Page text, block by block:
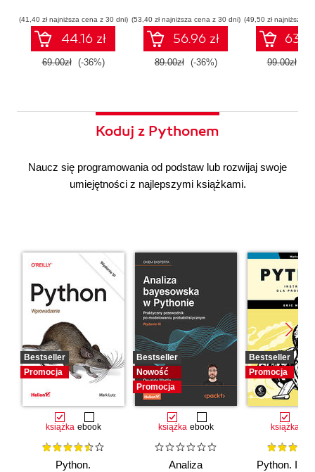
sztucznej
(41,40 zł najniższa cena z 30 dni)
44.16 zł
69.00zł (-36%)
(53,40 zł najniższa cena z 30 dni)
56.96 zł
89.00zł (-36%)
(49,50 zł najniższa
99.00zł
Koduj z Pythonem
Naucz się programowania od podstaw lub rozwijaj swoje
umiejętności z najlepszymi książkami.
Bestseller
Promocja
książka ebook
Python.
Bestseller
Nowość
Promocja
książka ebook
Analiza
Bestseller
Promocja
książka
Python.